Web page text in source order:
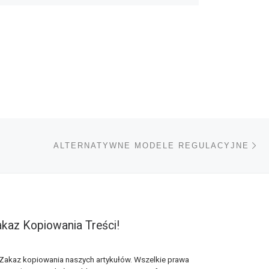
ALTERNATYWNE MODELE REGULACYJNE
Kopiowania Treści!
Zakaz kopiowania naszych artykułów. Wszelkie prawa